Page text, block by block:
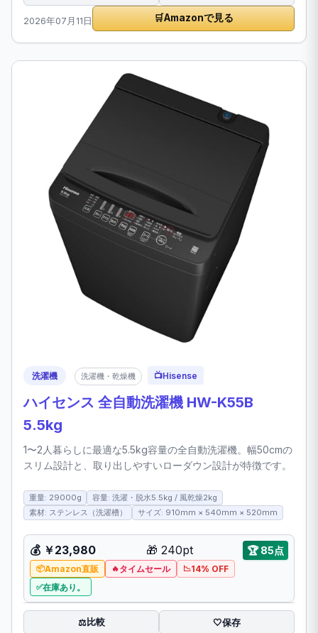
2026年07月11日 🛒Amazonで見る
洗濯機 洗濯機・乾燥機 📺Hisense
ハイセンス 全自動洗濯機 HW-K55B
5.5kg
1〜2人暮らしに最適な5.5kg容量の全自動洗濯機。幅50cmの
スリム設計と、取り出しやすいローダウン設計が特徴です。
重量: 29000g
容量: 洗濯・脱水5.5kg / 風乾燥2kg
素材: ステンレス（洗濯槽）
サイズ: 910mm × 540mm × 520mm
💰 ￥23,980 🎁 240pt 🏆85点
Amazon直販 タイムセール
14% OFF
在庫あり。
⚖️比較 🤍保存